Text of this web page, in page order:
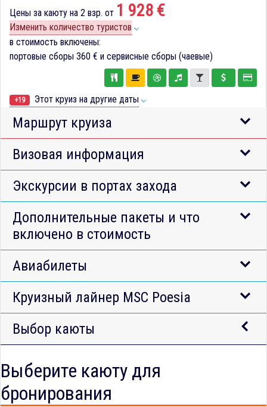
Цены за каюту на 2 взр. от 1 928 €
Изменить количество туристов
в стоимость включены:
портовые сборы 360 € и сервисные сборы (чаевые)
+19 Этот круиз на другие даты
Маршрут круиза
Визовая информация
Экскурсии в портах захода
Дополнительные пакеты и что
включено в стоимость
Авиабилеты
Круизный лайнер MSC Poesia
Выбор каюты
Выберите каюту для
бронирования